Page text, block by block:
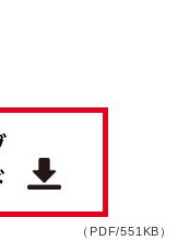
（PDF/551KB）